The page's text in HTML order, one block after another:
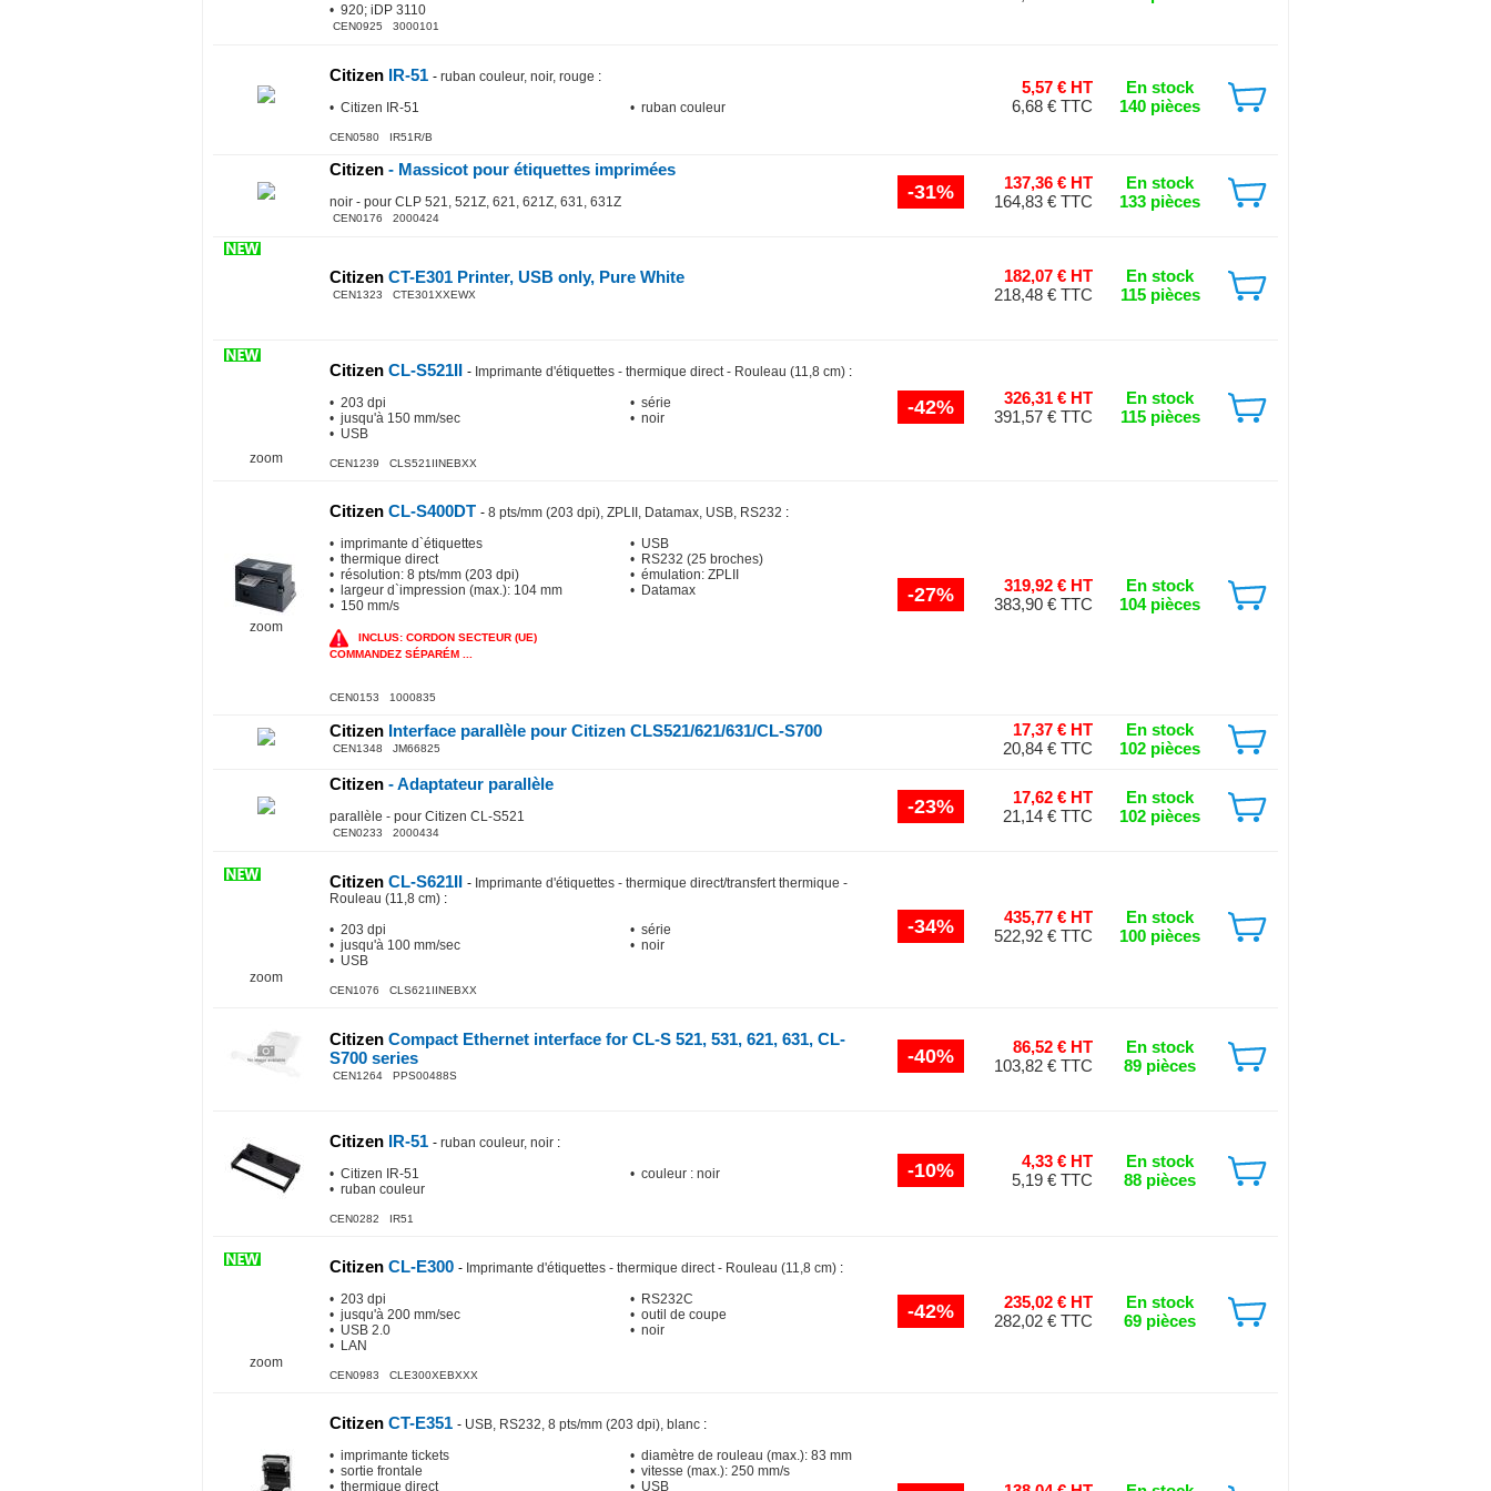
• 920; iDP 3110
CEN0925 3000101
Citizen IR-51 - ruban couleur, noir, rouge :
• Citizen IR-51
• ruban couleur
CEN0580 IR51R/B
5,57 € HT
6,68 € TTC
En stock
140 pièces
Citizen - Massicot pour étiquettes imprimées
noir - pour CLP 521, 521Z, 621, 621Z, 631, 631Z
CEN0176 2000424
-31%
137,36 € HT
164,83 € TTC
En stock
133 pièces
Citizen CT-E301 Printer, USB only, Pure White
CEN1323 CTE301XXEWX
182,07 € HT
218,48 € TTC
En stock
115 pièces
zoom
Citizen CL-S521II - Imprimante d'étiquettes - thermique direct - Rouleau (11,8 cm) :
• 203 dpi
• jusqu'à 150 mm/sec
• USB
• série
• noir
CEN1239 CLS521IINEBXX
-42%
326,31 € HT
391,57 € TTC
En stock
115 pièces
zoom
Citizen CL-S400DT - 8 pts/mm (203 dpi), ZPLII, Datamax, USB, RS232 :
• imprimante d`étiquettes
• thermique direct
• résolution: 8 pts/mm (203 dpi)
• largeur d`impression (max.): 104 mm
• 150 mm/s
• USB
• RS232 (25 broches)
• émulation: ZPLII
• Datamax
INCLUS: CORDON SECTEUR (UE)
COMMANDEZ SÉPARÉM ...
CEN0153 1000835
-27%
319,92 € HT
383,90 € TTC
En stock
104 pièces
Citizen Interface parallèle pour Citizen CLS521/621/631/CL-S700
CEN1348 JM66825
17,37 € HT
20,84 € TTC
En stock
102 pièces
Citizen - Adaptateur parallèle
parallèle - pour Citizen CL-S521
CEN0233 2000434
-23%
17,62 € HT
21,14 € TTC
En stock
102 pièces
zoom
Citizen CL-S621II - Imprimante d'étiquettes - thermique direct/transfert thermique -
Rouleau (11,8 cm) :
• 203 dpi
• jusqu'à 100 mm/sec
• USB
• série
• noir
CEN1076 CLS621IINEBXX
-34%
435,77 € HT
522,92 € TTC
En stock
100 pièces
Citizen Compact Ethernet interface for CL-S 521, 531, 621, 631, CL-
S700 series
CEN1264 PPS00488S
-40%
86,52 € HT
103,82 € TTC
En stock
89 pièces
Citizen IR-51 - ruban couleur, noir :
• Citizen IR-51
• ruban couleur
• couleur : noir
CEN0282 IR51
-10%
4,33 € HT
5,19 € TTC
En stock
88 pièces
zoom
Citizen CL-E300 - Imprimante d'étiquettes - thermique direct - Rouleau (11,8 cm) :
• 203 dpi
• jusqu'à 200 mm/sec
• USB 2.0
• LAN
• RS232C
• outil de coupe
• noir
CEN0983 CLE300XEBXXX
-42%
235,02 € HT
282,02 € TTC
En stock
69 pièces
Citizen CT-E351 - USB, RS232, 8 pts/mm (203 dpi), blanc :
• imprimante tickets
• sortie frontale
• thermique direct
• diamètre de rouleau (max.): 83 mm
• vitesse (max.): 250 mm/s
• USB